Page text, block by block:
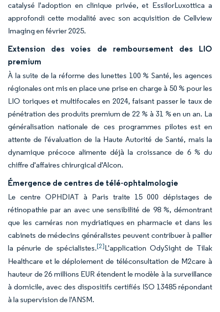
catalysé l'adoption en clinique privée, et EssilorLuxottica a
approfondi cette modalité avec son acquisition de Cellview
Imaging en février 2025.
Extension des voies de remboursement des LIO
premium
À la suite de la réforme des lunettes 100 % Santé, les agences
régionales ont mis en place une prise en charge à 50 % pour les
LIO toriques et multifocales en 2024, faisant passer le taux de
pénétration des produits premium de 22 % à 31 % en un an. La
généralisation nationale de ces programmes pilotes est en
attente de l'évaluation de la Haute Autorité de Santé, mais la
dynamique précoce alimente déjà la croissance de 6 % du
chiffre d'affaires chirurgical d'Alcon.
Émergence de centres de télé-ophtalmologie
Le centre OPHDIAT à Paris traite 15 000 dépistages de
rétinopathie par an avec une sensibilité de 98 %, démontrant
que les caméras non mydriatiques en pharmacie et dans les
cabinets de médecins généralistes peuvent contribuer à pallier
la pénurie de spécialistes.[2]L'application OdySight de Tilak
Healthcare et le déploiement de téléconsultation de M2care à
hauteur de 26 millions EUR étendent le modèle à la surveillance
à domicile, avec des dispositifs certifiés ISO 13485 répondant
à la supervision de l'ANSM.